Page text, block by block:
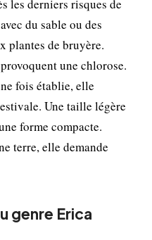
les derniers risques de
du sable ou des
plantes de bruyère.
une chlorose.
fois établie, elle
Une taille légère
forme compacte.
terre, elle demande
genre Erica